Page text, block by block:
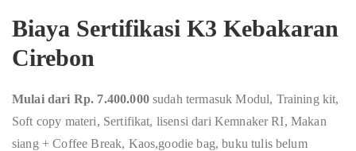
Biaya Sertifikasi K3 Kebakaran
Cirebon
Mulai dari Rp. 7.400.000 sudah termasuk Modul, Training kit,
Soft copy materi, Sertifikat, lisensi dari Kemnaker RI, Makan
siang + Coffee Break, Kaos,goodie bag, buku tulis belum